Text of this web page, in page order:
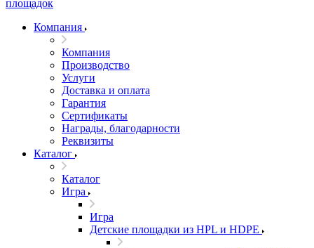
Компания
Компания
Производство
Услуги
Доставка и оплата
Гарантия
Сертификаты
Награды, благодарности
Реквизиты
Каталог
Каталог
Игра
Игра
Детские площадки из HPL и HDPE